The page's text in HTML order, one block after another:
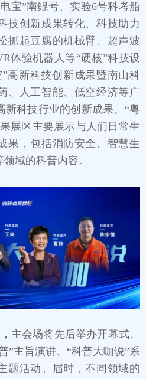
宝”南鲲号、实验6号科考船
技创新成果转化、科技助力
抓起豆腐的机械臂、超声波
体验机器人等“硬核”科技设
高新科技创新成果暨南山科
、人工智能、低空经济等广
新科技行业的创新成果。“粤
展区主要展示与人们日常生
果，包括消防安全、智慧生
域的科普内容。
主会场将先后举办开幕式、
”主旨演讲、“科普大咖说”系
题活动。届时，不同领域的